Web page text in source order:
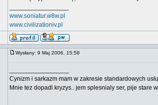
www.soniatur.w8w.pl
www.civilizationiv.pl
Wysłany: 9 Maj 2006, 15:58
Cynizm i sarkazm mam w zakresie standardowych
Mnie tez dopadl kryzys.. jem splesnialy ser, pije stare